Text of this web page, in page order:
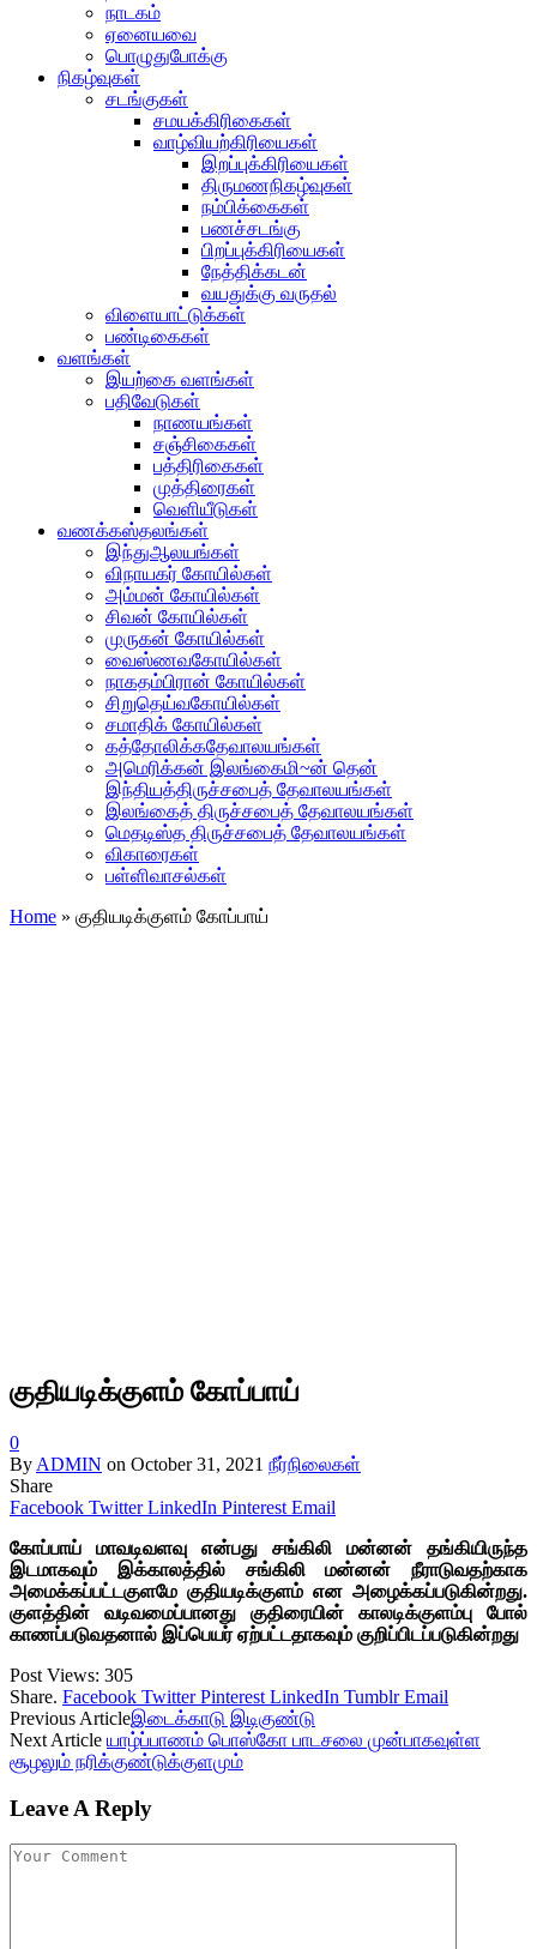
நாடகம்
ஏனையவை
பொழுதுபோக்கு
நிகழ்வுகள்
சடங்குகள்
சமயக்கிரிகைகள்
வாழ்வியற்கிரியைகள்
இறப்புக்கிரியைகள்
திருமணநிகழ்வுகள்
நம்பிக்கைகள்
பணச்சடங்கு
பிறப்புக்கிரியைகள்
நேத்திக்கடன்
வயதுக்கு வருதல்
விளையாட்டுக்கள்
பண்டிகைகள்
வளங்கள்
இயற்கை வளங்கள்
பதிவேடுகள்
நாணயங்கள்
சஞ்சிகைகள்
பத்திரிகைகள்
முத்திரைகள்
வெளியீடுகள்
வணக்கஸ்தலங்கள்
இந்துஆலயங்கள்
விநாயகர் கோயில்கள்
அம்மன் கோயில்கள்
சிவன் கோயில்கள்
முருகன் கோயில்கள்
வைஸ்ணவகோயில்கள்
நாகதம்பிரான் கோயில்கள்
சிறுதெய்வகோயில்கள்
சமாதிக் கோயில்கள்
கத்தோலிக்கதேவாலயங்கள்
அமெரிக்கன் இலங்கைமி~ன் தென்
இந்தியத்திருச்சபைத் தேவாலயங்கள்
இலங்கைத் திருச்சபைத் தேவாலயங்கள்
மெதடிஸ்த திருச்சபைத் தேவாலயங்கள்
விகாரைகள்
பள்ளிவாசல்கள்
Home » குதியடிக்குளம் கோப்பாய்
குதியடிக்குளம் கோப்பாய்
0
By ADMIN on October 31, 2021 நீர்நிலைகள்
Share
Facebook Twitter LinkedIn Pinterest Email
கோப்பாய் மாவடிவளவு என்பது சங்கிலி மன்னன் தங்கியிருந்த
இடமாகவும் இக்காலத்தில் சங்கிலி மன்னன் நீராடுவதற்காக
அமைக்கப்பட்டகுளமே குதியடிக்குளம் என அழைக்கப்படுகின்றது.
குளத்தின் வடிவமைப்பானது குதிரையின் காலடிக்குளம்பு போல்
காணப்படுவதனால் இப்பெயர் ஏற்பட்டதாகவும் குறிப்பிடப்படுகின்றது
Post Views: 305
Share. Facebook Twitter Pinterest LinkedIn Tumblr Email
Previous Articleஇடைக்காடு இடிகுண்டு
Next Article யாழ்ப்பாணம் பொஸ்கோ பாடசலை முன்பாகவுள்ள
சூழலும் நரிக்குண்டுக்குளமும்
Leave A Reply